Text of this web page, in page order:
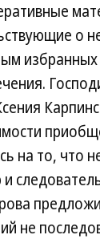
о
на то, что
не